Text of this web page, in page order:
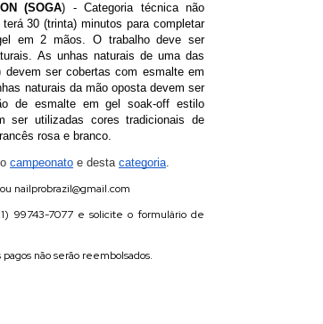
(SOGA) - Categoria técnica não
30 (trinta) minutos para completar
em 2 mãos. O trabalho deve ser
As unhas naturais de uma das
ser cobertas com esmalte em
naturais da mão oposta devem ser
de esmalte em gel soak-off estilo
ser utilizadas cores tradicionais de
rosa e branco.
campeonato e desta categoria.
nailprobrazil@gmail.com
99743-7077 e solicite o formulário de
não serão reembolsados.